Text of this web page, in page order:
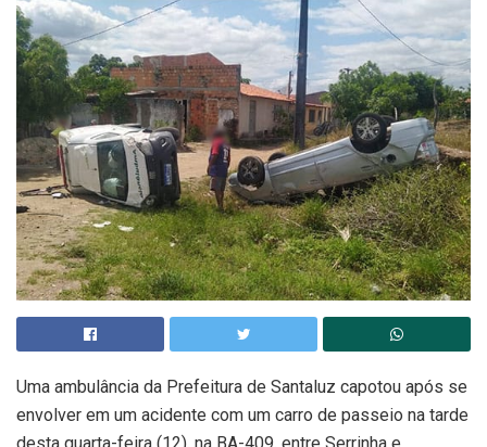
Uma ambulância da Prefeitura de Santaluz capotou após se
envolver em um acidente com um carro de passeio na tarde